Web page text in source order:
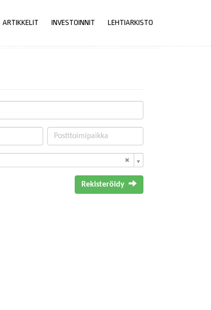
ARTIKKELIT INVESTOINNIT LEHTIARKISTO
Rekisteröidy